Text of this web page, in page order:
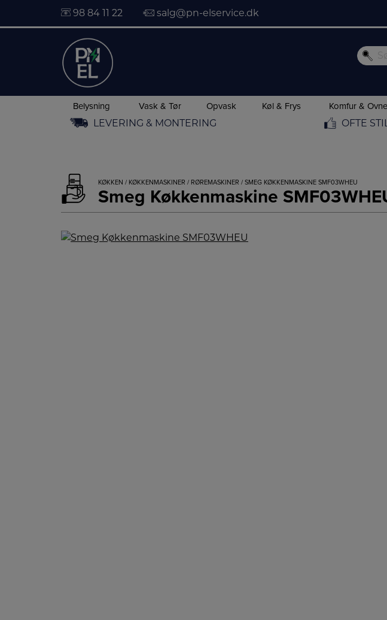
98 84 11 22 salg@pn-elservice.dk
Belysning Vask & Tør Opvask Køl & Frys Komfur & Ovne
LEVERING & MONTERING OFTE
KØKKEN / KØKKENMASKINER / RØREMASKINER / SMEG KØKKENMASKINE SMF03WHEU
Smeg Køkkenmaskine